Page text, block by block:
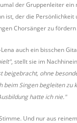
der Gruppenleiter ein
ist, der die Persönlichkeit
Chorsänger zu
auch ein bisschen
, stellt sie im
beigebracht, ohne
beim Singen begleiten zu
hatte ich nie."
Und nur aus